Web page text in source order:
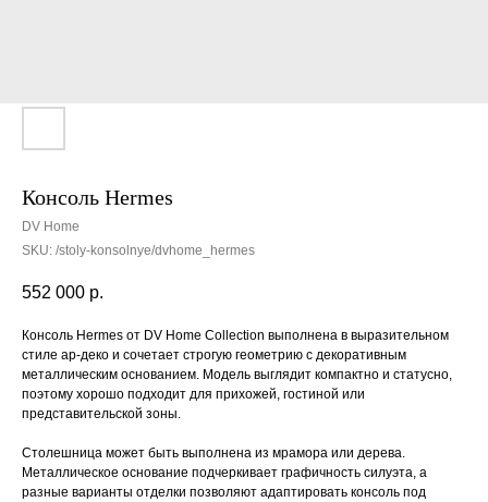
Консоль Hermes
DV Home
SKU: /stoly-konsolnye/dvhome_hermes
552 000 р.
Консоль Hermes от DV Home Collection выполнена в выразительном
стиле ар-деко и сочетает строгую геометрию с декоративным
металлическим основанием. Модель выглядит компактно и статусно,
поэтому хорошо подходит для прихожей, гостиной или
представительской зоны.
Столешница может быть выполнена из мрамора или дерева.
Металлическое основание подчеркивает графичность силуэта, а
разные варианты отделки позволяют адаптировать консоль под